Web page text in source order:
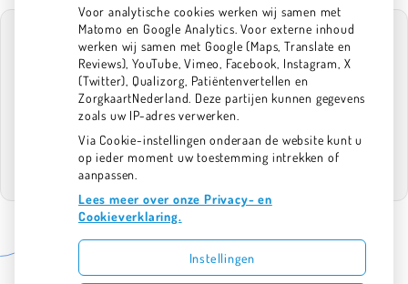
U heeft geen toestemming gegeven voor
externe inhoud
die nodig is om dit te
Cookie-instellingen wijzigen
Uw Zorg Online|Beheer
Voor analytische cookies werken wij samen met
Matomo en Google Analytics. Voor externe inhoud
werken wij samen met Google (Maps, Translate en
Reviews), YouTube, Vimeo, Facebook, Instagram, X
(Twitter), Qualizorg, Patiëntenvertellen en
ZorgkaartNederland. Deze partijen kunnen gegevens
zoals uw IP-adres verwerken.
Via Cookie-instellingen onderaan de website kunt u
op ieder moment uw toestemming intrekken of
aanpassen.
Lees meer over onze Privacy- en
Cookieverklaring.
Instellingen